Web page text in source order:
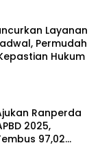
Layanan
Permudah
Hukum
Ranperda
2025,
97,02